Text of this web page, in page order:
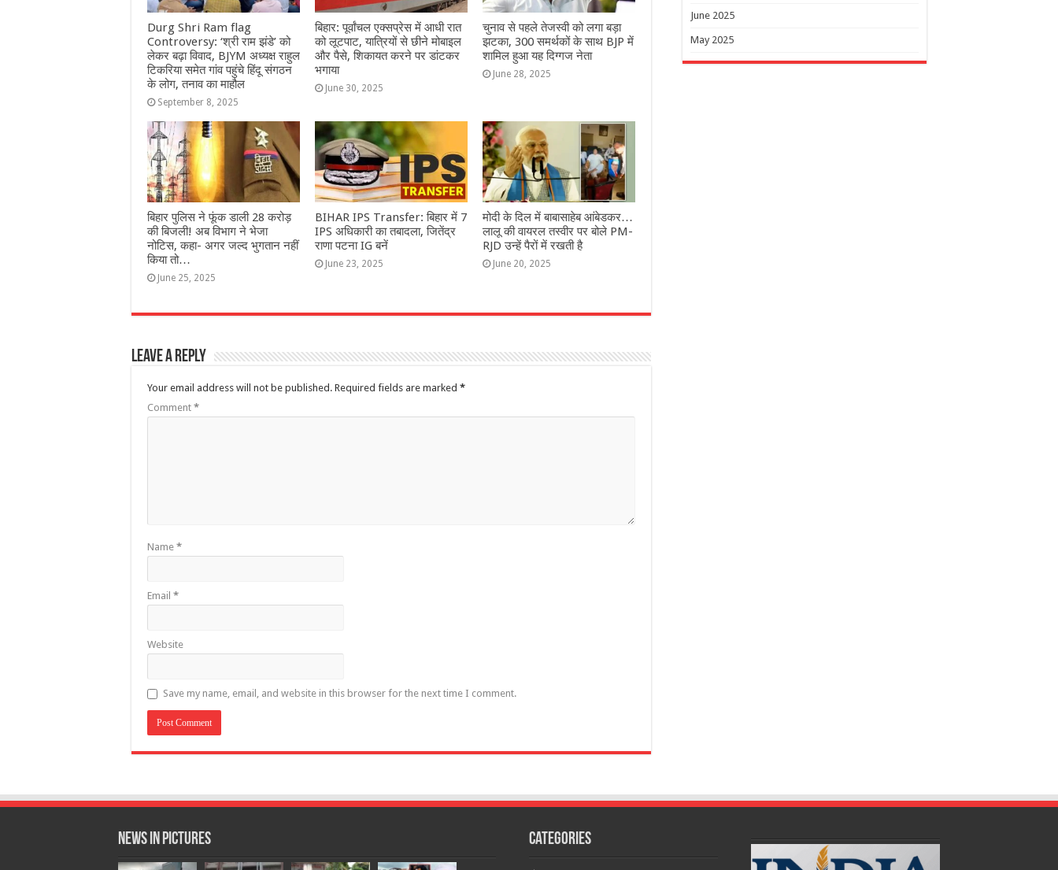
Durg Shri Ram flag
Controversy: ‘श्री राम झंडे’ को
लेकर बढ़ा विवाद, BJYM अध्यक्ष राहुल
टिकरिया समेत गांव पहुंचे हिंदू संगठन
के लोग, तनाव का माहौल
September 8, 2025
बिहार: पूर्वांचल एक्सप्रेस में आधी रात
को लूटपाट, यात्रियों से छीने मोबाइल
और पैसे, शिकायत करने पर डांटकर
भगाया
June 30, 2025
चुनाव से पहले तेजस्वी को लगा बड़ा
झटका, 300 समर्थकों के साथ BJP में
शामिल हुआ यह दिग्गज नेता
June 28, 2025
बिहार पुलिस ने फूंक डाली 28 करोड़
की बिजली! अब विभाग ने भेजा
नोटिस, कहा- अगर जल्द भुगतान नहीं
किया तो…
June 25, 2025
BIHAR IPS Transfer: बिहार में 7
IPS अधिकारी का तबादला, जितेंद्र
राणा पटना IG बनें
June 23, 2025
मोदी के दिल में बाबासाहेब आंबेडकर…
लालू की वायरल तस्वीर पर बोले PM-
RJD उन्हें पैरों में रखती है
June 20, 2025
Leave a Reply
Your email address will not be published. Required fields are marked *
Comment *
Name *
Email *
Website
Save my name, email, and website in this browser for the next time I comment.
June 2025
May 2025
News in Pictures Categories